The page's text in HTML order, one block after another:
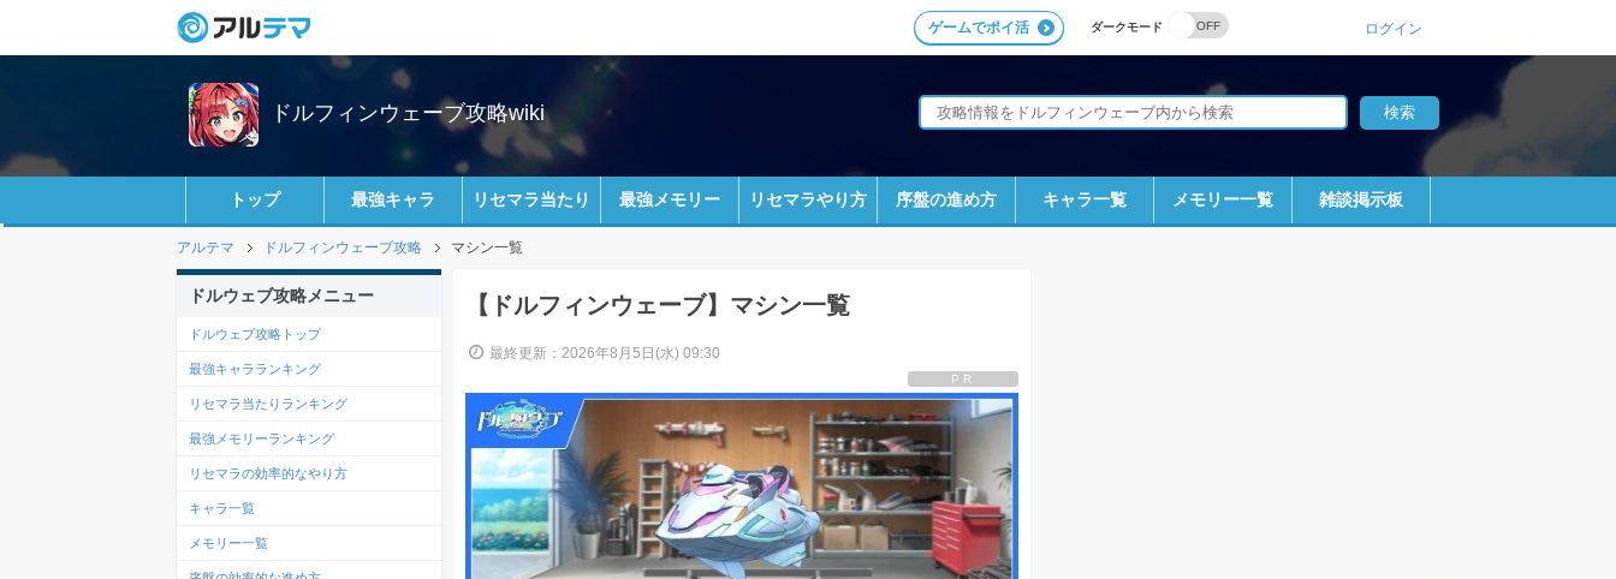
ダークモード
ゲームでポイ活 ログイン
ドルフィンウェーブ攻略wiki
トップ 最強キャラ リセマラ当たり 最強メモリー リセマラやり方 序盤の進め方 キャラ一覧 メモリー一覧 雑談掲示板
アルテマ ドルフィンウェーブ攻略 マシン一覧
【ドルフィンウェーブ】マシン一覧
最終更新：2026年8月5日(水) 09:30
PR
ドルウェブ攻略メニュー
ドルウェブ攻略トップ
最強キャラランキング
リセマラ当たりランキング
最強メモリーランキング
リセマラの効率的なやり方
キャラ一覧
メモリー一覧